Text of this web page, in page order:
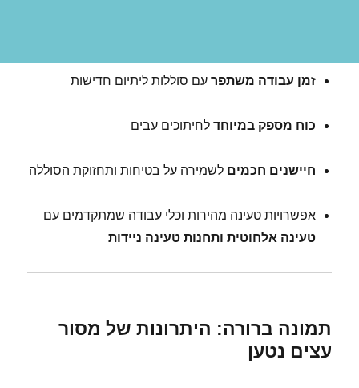
זמן עבודה משתפר עם סוללות ליתיום חדישות
כוח מספק במיוחד לחיתוכים עבים
חיישנים חכמים לשמירה על בטיחות ותחזוקת הסוללה
אפשרויות טעינה מהירות וכלי עבודה שמתקדמים עם
טעינה אלחוטית ותחנות טעינה ניידות
תמונה ברורה: היתרונות של מסור
עצים נטען